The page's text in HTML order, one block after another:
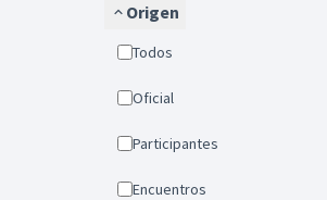
Origen
Todos
Oficial
Participantes
Encuentros